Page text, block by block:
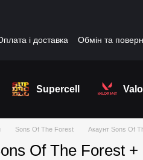
і доставка Обмін та
Supercell
Sons Of The Forest Акаунт Sons Of
Of The Forest +